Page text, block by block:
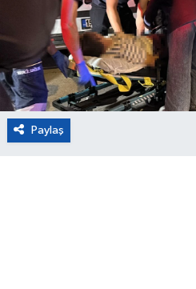
Paylaş
Sağlık
Magazin
Turizm
Çevre